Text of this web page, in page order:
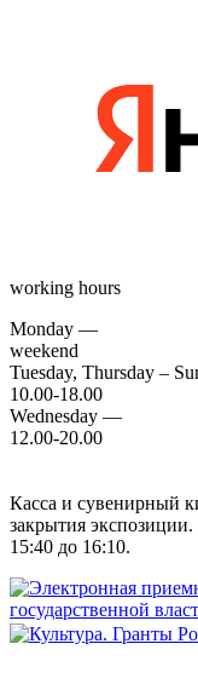
working hours
Monday —
weekend
Tuesday, Thursday –
10.00-18.00
Wednesday —
12.00-20.00
Касса и сувенирный
закрытия
15:40 до 16:10.